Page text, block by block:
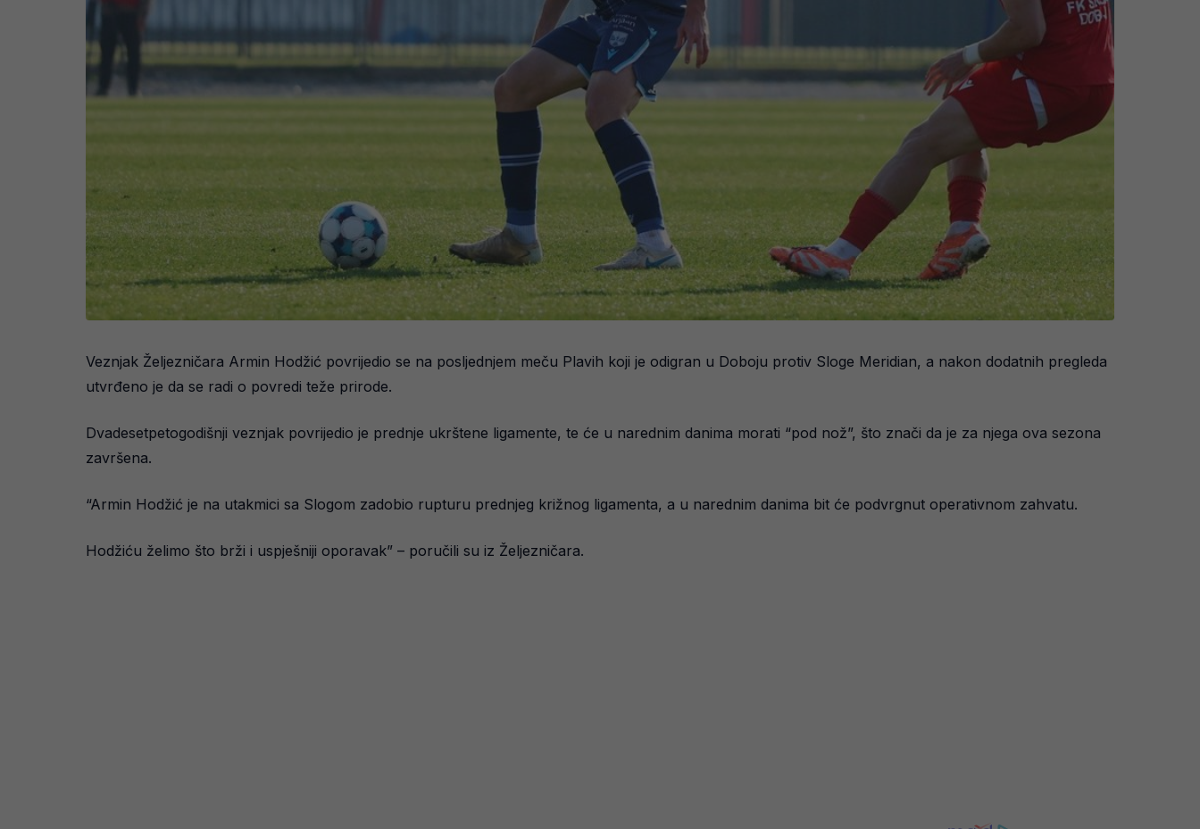
Veznjak Željezničara Armin Hodžić povrijedio se na posljednjem meču Plavih koji je odigran u Doboju protiv Sloge Meridian, a nakon dodatnih pregleda
utvrđeno je da se radi o povredi teže prirode.
Dvadesetpetogodišnji veznjak povrijedio je prednje ukrštene ligamente, te će u narednim danima morati “pod nož”, što znači da je za njega ova sezona
završena.
“Armin Hodžić je na utakmici sa Slogom zadobio rupturu prednjeg križnog ligamenta, a u narednim danima bit će podvrgnut operativnom zahvatu.
Hodžiću želimo što brži i uspješniji oporavak” – poručili su iz Željezničara.